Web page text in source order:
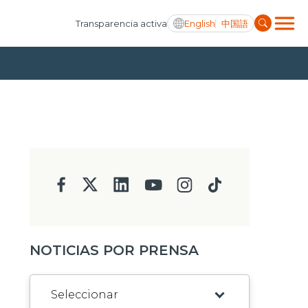
Transparencia activa English 中国語
NOTICIAS POR PRENSA